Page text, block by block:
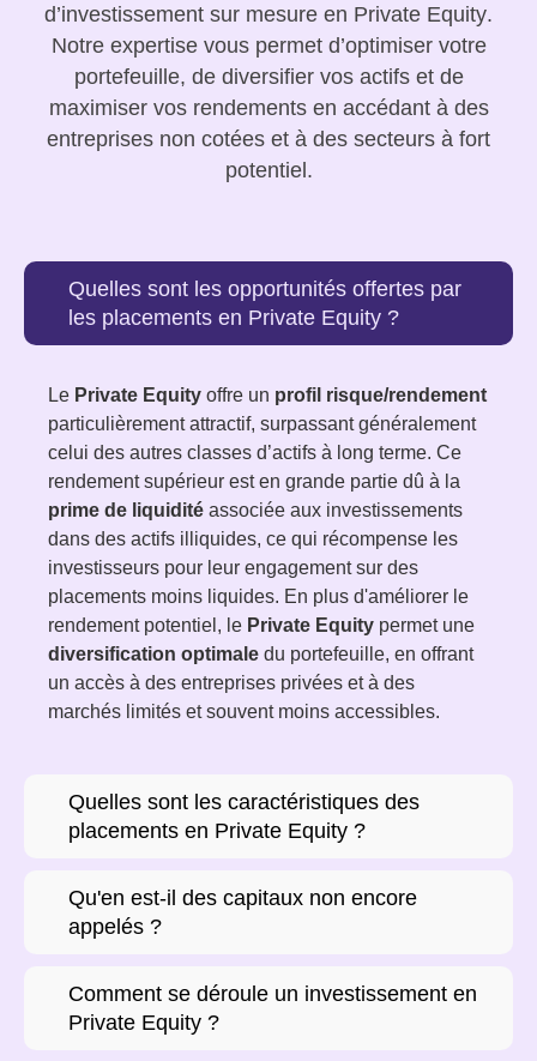
d’investissement sur mesure en Private Equity.
Notre expertise vous permet d’optimiser votre
portefeuille, de diversifier vos actifs et de
maximiser vos rendementsen accédant à des
entreprises non cotées et à des secteurs à fort
potentiel.
Quelles sont les opportunités offertes par
les placements en Private Equity ?
Le Private Equity offre un profil risque/rendement
particulièrement attractif, surpassant généralement
celui des autres classes d’actifs à long terme. Ce
rendement supérieur est en grande partie dû à la
prime de liquidité associée aux investissements
dans des actifs illiquides, ce qui récompense les
investisseurs pour leur engagement sur des
placements moins liquides. En plus d'améliorer le
rendement potentiel, le Private Equity permet une
diversification optimale du portefeuille, en offrant
un accès à des entreprises privées et à des
marchés limités et souvent moins accessibles.
Quelles sont les caractéristiques des
placements en Private Equity ?
Qu'en est-il des capitaux non encore
appelés ?
Comment se déroule un investissement en
Private Equity ?